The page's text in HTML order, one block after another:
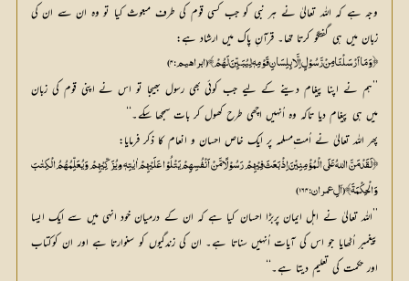
وجہ ہے کہ اللہ تعالیٰ نے ہر نبی کو جب کسی قوم کی طرف مبعوث کیا تو وہ ان سے ان کی
زبان میں ہی گفتگو کرتا تھا۔ قرآنِ پاک میں ارشاد ہے:
﴿وَمَا اَرْسَلْنَا مِنْ رَّسُوْلٍ اِلَّا بِلِسَانِ قَوْمِہٖ لِیُبَــیِّنَ لَھُمْ﴾ (ابراہیم:۴)
’’ہم نے اپنا پیغام دینے کے لیے جب کوئی بھی رسول بھیجا تو اس نے اپنی قوم کی زبان
میں ہی پیغام دیا تاکہ وہ اُنہیں اچھی طرح کھول کر بات سمجھا سکے۔‘‘
پھر اللہ تعالیٰ نے اُمت ِمسلمہ پر ایک خاص احسان و انعام کا ذکر فرمایا:
﴿لَقَدْ مَنَّ اﷲُ عَلَی الْمُؤْمِنِیْنَ اِذْ بَعَثَ فِیْھِمْ رَسُوْلًا مَّنْ اَنْفُسِہِمْ یَتْلُوْا عَلَیْھِمْ اٰیٰتِہٖ و َیُزَکِّیْھِمْ وَیُعَلِّمُھُمُ الْکِتٰبَ
وَالْحِکْمَۃَ﴾ (آلِ عمران:۱۶۴)
’’اللہ تعالیٰ نے اہل ایمان پربڑا احسان کیا ہے کہ ان کے درمیان خود انہی میں سے ایک ایسا
پیغمبر اُٹھایا جو اس کی آیات اُنہیں سناتا ہے۔ ان کی زندگیوں کو سنوارتا ہے اور ان کوکتاب
اور حکمت کی تعلیم دیتا ہے۔‘‘